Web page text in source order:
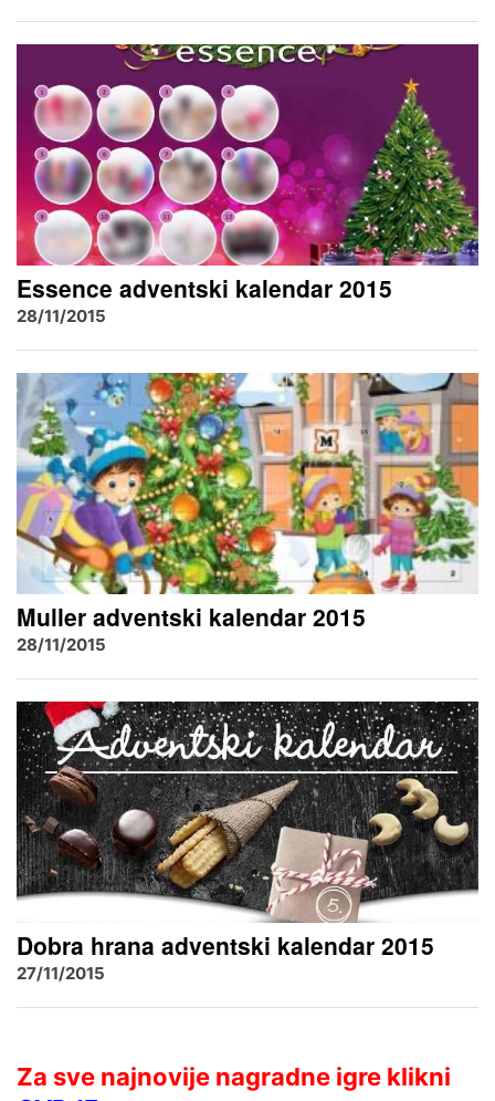
Essence adventski kalendar 2015
28/11/2015
Muller adventski kalendar 2015
28/11/2015
Dobra hrana adventski kalendar 2015
27/11/2015
Za sve najnovije nagradne igre klikni